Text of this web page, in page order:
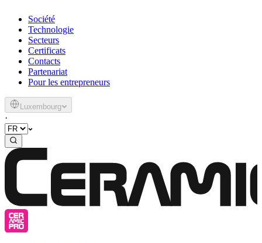
Société
Technologie
Secteurs
Certificats
Contacts
Partenariat
Pour les entrepreneurs
Luxembourg
·